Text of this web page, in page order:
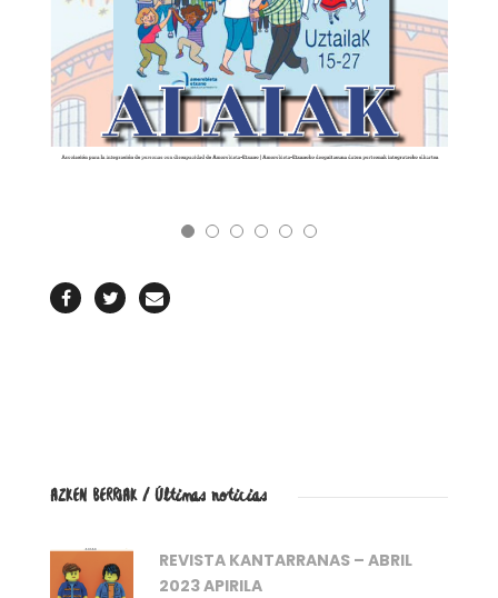
REVISTA
AZKEN BERRIAK / Últimas noticias
REVISTA KANTARRANAS – ABRIL
2023 APIRILA